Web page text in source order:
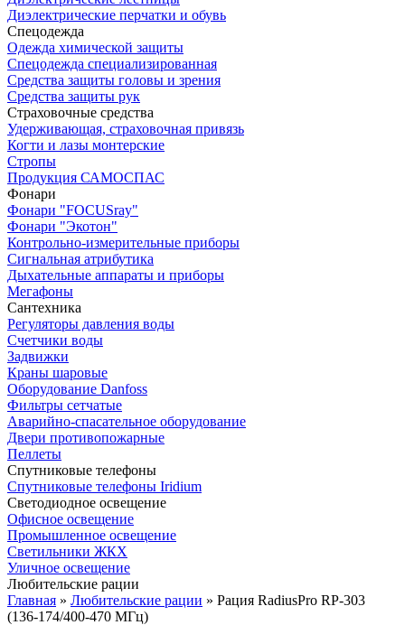
Диэлектрические перчатки и обувь
Спецодежда
Одежда химической защиты
Спецодежда специализированная
Средства защиты головы и зрения
Средства защиты рук
Страховочные средства
Удерживающая, страховочная привязь
Когти и лазы монтерские
Стропы
Продукция САМОСПАС
Фонари
Фонари "FOCUSray"
Фонари "Экотон"
Контрольно-измерительные приборы
Сигнальная атрибутика
Дыхательные аппараты и приборы
Мегафоны
Сантехника
Регуляторы давления воды
Счетчики воды
Задвижки
Краны шаровые
Оборудование Danfoss
Фильтры сетчатые
Аварийно-спасательное оборудование
Двери противопожарные
Пеллеты
Спутниковые телефоны
Спутниковые телефоны Iridium
Светодиодное освещение
Офисное освещение
Промышленное освещение
Светильники ЖКХ
Уличное освещение
Любительские рации
Главная » Любительские рации » Рация RadiusPro RP-303
(136-174/400-470 МГц)